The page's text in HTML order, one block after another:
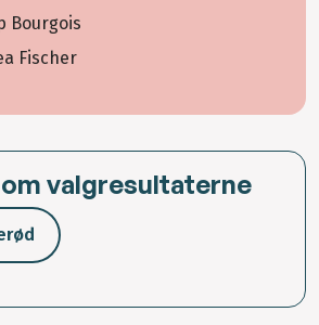
Bourgois
Fischer
valgresultaterne